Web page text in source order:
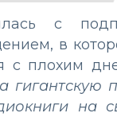
с
в
с плохим
гигантскую
на